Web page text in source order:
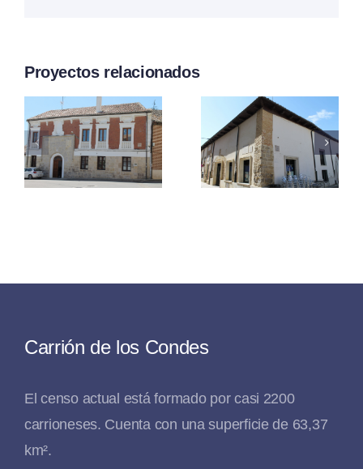
Proyectos relacionados
Del
Marqués
De
Santillana
Del
Balcón
Carrión de los Condes
El censo actual está formado por casi 2200
carrioneses. Cuenta con una superficie de 63,37
km².